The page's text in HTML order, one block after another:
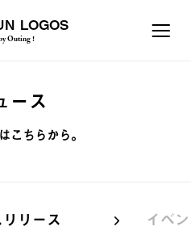
LOGOS
Outing !
ース
こちらから。
リース イベ